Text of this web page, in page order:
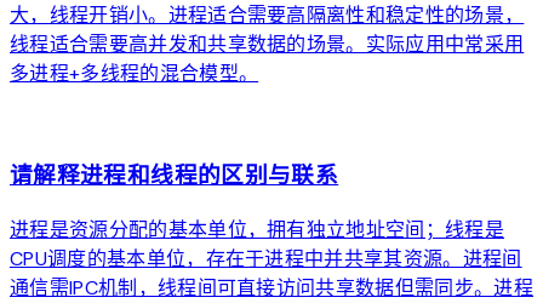
大，线程开销小。进程适合需要高隔离性和稳定性的场景，
线程适合需要高并发和共享数据的场景。实际应用中常采用
多进程+多线程的混合模型。
请解释进程和线程的区别与联系
进程是资源分配的基本单位，拥有独立地址空间；线程是
CPU调度的基本单位，存在于进程中并共享其资源。进程间
通信需IPC机制，线程间可直接访问共享数据但需同步。进程